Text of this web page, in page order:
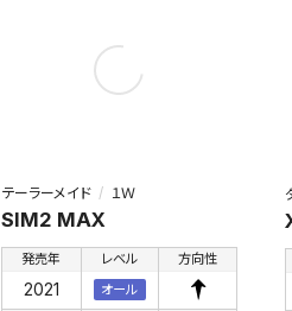
テーラーメイド １Ｗ
SIM2 MAX
発売年
2021
レベル
オール
方向性